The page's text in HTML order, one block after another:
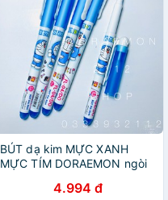
BÚT dạ kim MỰC XANH
MỰC TÍM DORAEMON ngòi
4.994 đ